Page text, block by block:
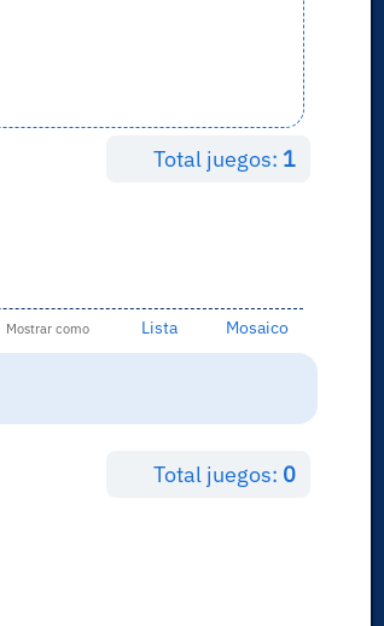
Total juegos: 1
Mostrar como Lista Mosaico
Total juegos: 0